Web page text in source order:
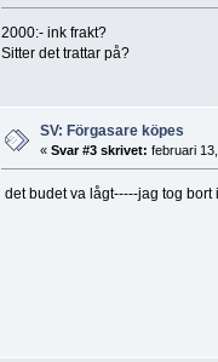
2000:- ink frakt?
Sitter det trattar på?
SV: Förgasare köpes
« Svar #3 skrivet: februari
det budet va lågt-----jag tog bort